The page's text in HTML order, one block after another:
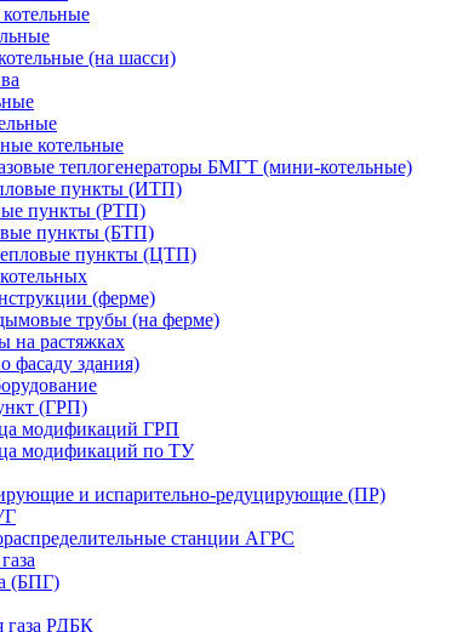
(на шасси)
котельные
теплогенераторы БМГТ (мини-котельные)
пункты (ИТП)
пункты (РТП)
пункты (БТП)
пункты (ЦТП)
(ферме)
трубы (на ферме)
на растяжках
фасаду здания)
(ГРП)
модификаций ГРП
модификаций по ТУ
и испарительно-редуцирующие (ПР)
станции АГРС
(БПГ)
газа РДБК